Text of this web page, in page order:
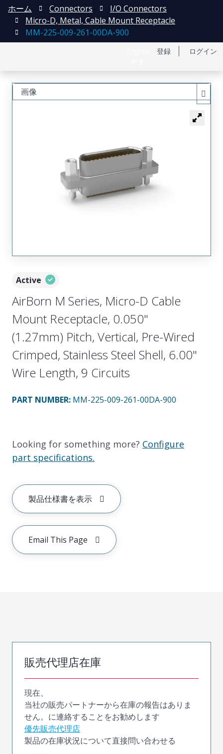
登録 ログイン
ホーム Connectors
I/O Connectors
Micro-D, Metal, Cable Mount Receptacle
MM-225-009-261-00DA-900
Active
AirBorn M Series, Micro-D Cable
Mount Receptacle, 0.050"
(1.27mm) Pitch, Vertical, Pre-Wired
Crimped, Stainless Steel Shell, 6.00"
Wire Length, 9 Circuits
PART NUMBER: MM-225-009-261-00DA-900
Looking for something more? Configure
part specifications.
製品仕様書を表示
Email This Page
画像
販売代理店在庫
現在、
当社の販売パートナーから在庫の報告はありま
せん。に連絡することをお勧めします
優先販売代理店
製品の在庫状況について直接問い合わせる